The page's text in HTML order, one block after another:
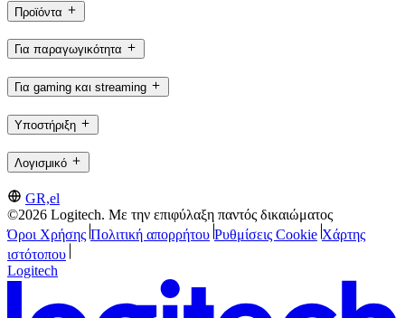
Προϊόντα
Για παραγωγικότητα
Για gaming και streaming
Υποστήριξη
Λογισμικό
GR,el
©2026 Logitech. Με την επιφύλαξη παντός δικαιώματος
Όροι Χρήσης Πολιτική απορρήτου Ρυθμίσεις Cookie Χάρτης
ιστότοπου
Logitech